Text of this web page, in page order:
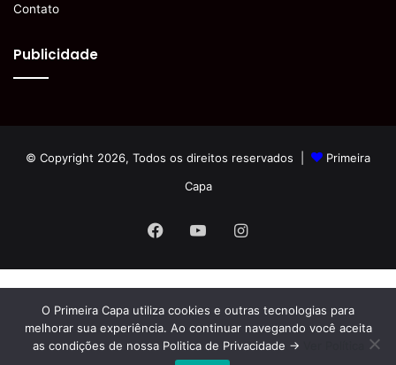
Contato
Publicidade
© Copyright 2026, Todos os direitos reservados |
Primeira
Capa
Facebook
YouTubeInstagram
O Primeira Capa utiliza cookies e outras tecnologias para
melhorar sua experiência. Ao continuar navegando você aceita
as condições de nossa Politica de Privacidade ->